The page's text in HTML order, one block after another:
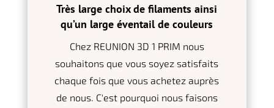
Très large choix de filaments ainsi
qu’un large éventail de couleurs
Chez REUNION 3D 1 PRIM nous
souhaitons que vous soyez satisfaits
chaque fois que vous achetez auprès
de nous. C'est pourquoi nous faisons